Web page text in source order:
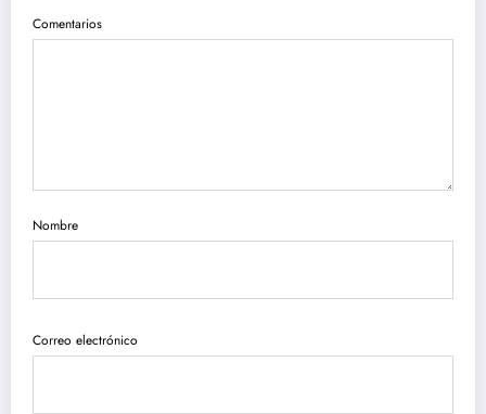
Comentarios
Nombre
Correo electrónico